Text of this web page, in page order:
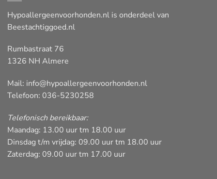
Hypoallergeenvoorhonden.nl is onderdeel van
Beestachtiggoed.nl
Rumbastraat 76
1326 NH Almere
Mail: info@hypoallergeenvoorhonden.nl
Telefoon: 036-5230258
Telefonisch bereikbaar:
Maandag: 13.00 uur tm 18.00 uur
Dinsdag t/m vrijdag: 09.00 uur tm 18.00 uur
Zaterdag: 09.00 uur tm 17.00 uur